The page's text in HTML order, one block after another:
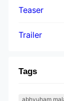
Teaser
Trailer
Tags
abhyuham